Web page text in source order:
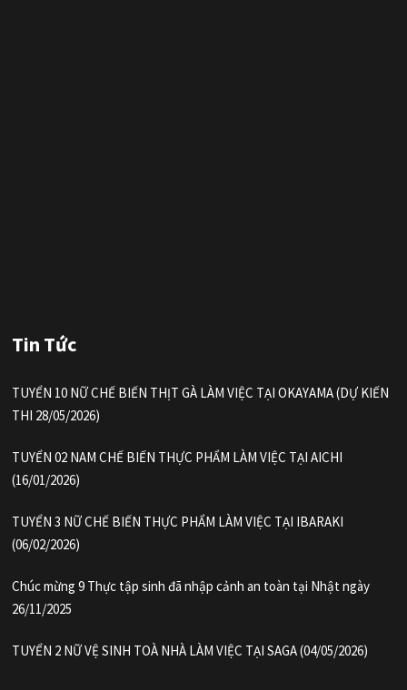
Tin Tức
TUYỂN 10 NỮ CHẾ BIẾN THỊT GÀ LÀM VIỆC TẠI OKAYAMA (DỰ KIẾN
THI 28/05/2026)
TUYỂN 02 NAM CHẾ BIẾN THỰC PHẨM LÀM VIỆC TẠI AICHI
(16/01/2026)
TUYỂN 3 NỮ CHẾ BIẾN THỰC PHẨM LÀM VIỆC TẠI IBARAKI
(06/02/2026)
Chúc mừng 9 Thực tập sinh đã nhập cảnh an toàn tại Nhật ngày
26/11/2025
TUYỂN 2 NỮ VỆ SINH TOÀ NHÀ LÀM VIỆC TẠI SAGA (04/05/2026)